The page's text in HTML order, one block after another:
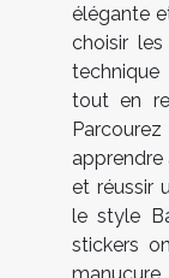
élégante
choisir
tout en
apprendre
et réussir
le style
stickers